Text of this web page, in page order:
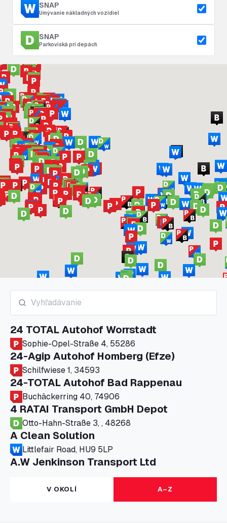
SNAP
Umývanie nákladných vozidiel
SNAP
Parkoviská pri depách
24 TOTAL Autohof Worrstadt
Sophie-Opel-Straße 4, 55286
24-Agip Autohof Homberg (Efze)
Schilfwiese 1, 34593
24-TOTAL Autohof Bad Rappenau
Buchäckerring 40, 74906
4 RATAI Transport GmbH Depot
Otto-Hahn-Straße 3, , 48268
A Clean Solution
Littlefair Road, HU9 5LP
A.W Jenkinson Transport Ltd
Progress House, ME11 5GA
A+G Nettetal - Depot Parking
Am Panneschopp 7, 41334
V OKOLÍ A–Z